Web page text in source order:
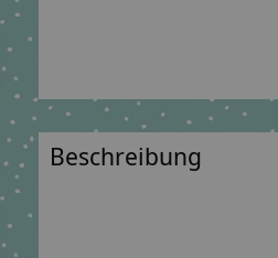
Beschreibung